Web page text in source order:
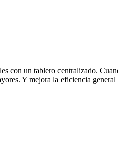
con un tablero centralizado.
Y mejora la eficiencia